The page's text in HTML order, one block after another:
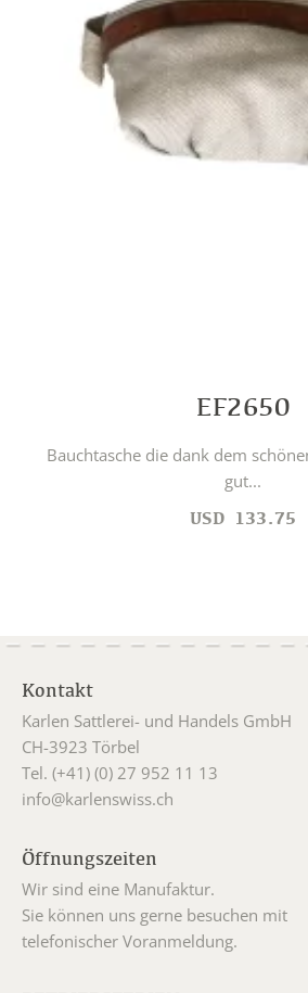
EF2650
Bauchtasche die dank dem
gut...
USD 133.75
Kontakt
Karlen Sattlerei- und Handels GmbH
CH-3923 Törbel
Tel. (+41) (0) 27 952 11 13
info@karlenswiss.ch
Öffnungszeiten
Wir sind eine Manufaktur.
Sie können uns gerne besuchen mit
telefonischer Voranmeldung.